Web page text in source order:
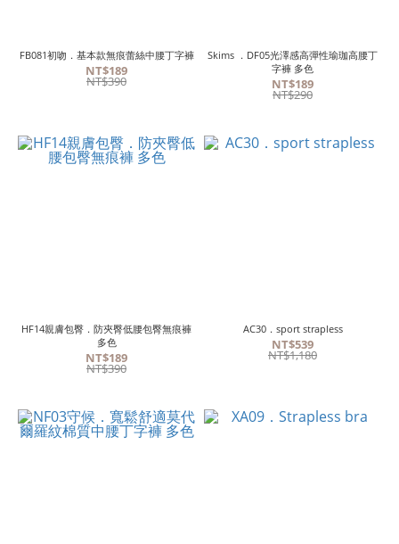
FB081初吻．基本款無痕蕾絲中腰丁字褲
NT$189
NT$390
Skims ．DF05光澤感高彈性瑜珈高腰丁
字褲 多色
NT$189
NT$290
HF14親膚包臀．防夾臀低腰包臀無痕褲
多色
NT$189
NT$390
AC30．sport strapless
NT$539
NT$1,180